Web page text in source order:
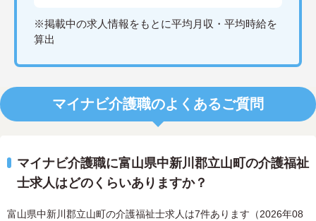
※掲載中の求人情報をもとに平均月収・平均時給を
算出
マイナビ介護職のよくあるご質問
マイナビ介護職に富山県中新川郡立山町の介護福祉
士求人はどのくらいありますか？
富山県中新川郡立山町の介護福祉士求人は7件あります（2026年08